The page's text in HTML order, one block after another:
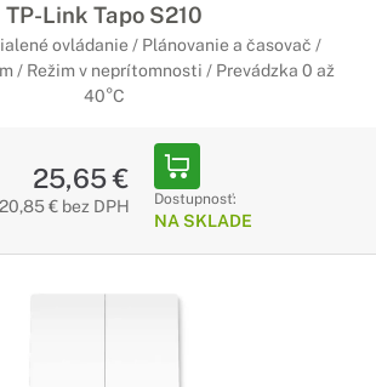
TP-Link Tapo S210
ovládanie / Plánovanie a časovač /
/ Režim v neprítomnosti / Prevádzka 0 až
40°C
25,65 €
20,85 € bez DPH Dostupnosť:
NA SKLADE